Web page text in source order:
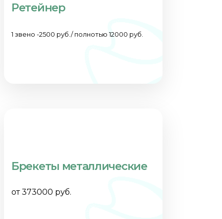
Ретейнер
1 звено -2500 руб./ полнотью 12000 руб.
Брекеты металлические
от 373000 руб.